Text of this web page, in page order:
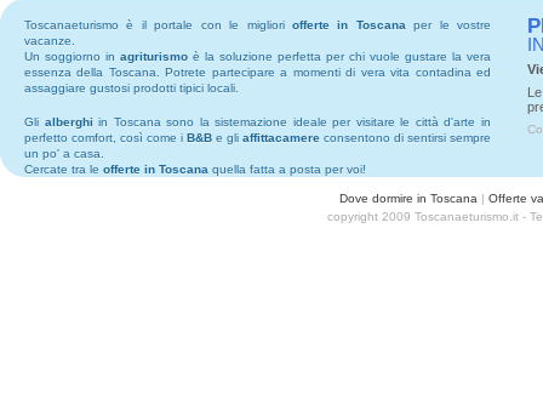
Toscanaeturismo è il portale con le migliori offerte in Toscana per le vostre
vacanze.
Un soggiorno in agriturismo è la soluzione perfetta per chi vuole gustare la vera
essenza della Toscana. Potrete partecipare a momenti di vera vita contadina ed
assaggiare gustosi prodotti tipici locali.
Gli alberghi in Toscana sono la sistemazione ideale per visitare le città d'arte in
perfetto comfort, così come i B&B e gli affittacamere consentono di sentirsi sempre
un po' a casa.
Cercate tra le offerte in Toscana quella fatta a posta per voi!
Dove dormire in Toscana | Offerte
copyright 2009 Toscanaeturismo.it -